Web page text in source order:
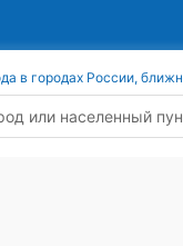
в городах России,